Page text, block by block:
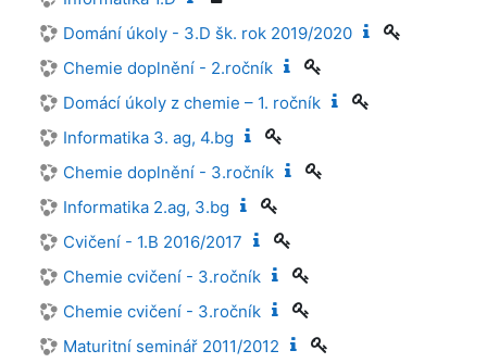
Domání úkoly - 3.D šk. rok 2019/2020
Chemie doplnění - 2.ročník
Domácí úkoly z chemie – 1. ročník
Informatika 3. ag, 4.bg
Chemie doplnění - 3.ročník
Informatika 2.ag, 3.bg
Cvičení - 1.B 2016/2017
Chemie cvičení - 3.ročník
Chemie cvičení - 3.ročník
Maturitní seminář 2011/2012